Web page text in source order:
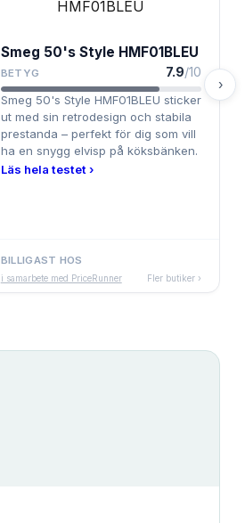
Smeg 50's Style HMF01BLEU
BETYG 7.9/10
Smeg 50's Style HMF01BLEU sticker
ut med sin retrodesign och stabila
prestanda – perfekt för dig som vill
ha en snygg elvisp på köksbänken.
Läs hela testet ›
BILLIGAST HOS
i samarbete med PriceRunner Fler butiker ›
›